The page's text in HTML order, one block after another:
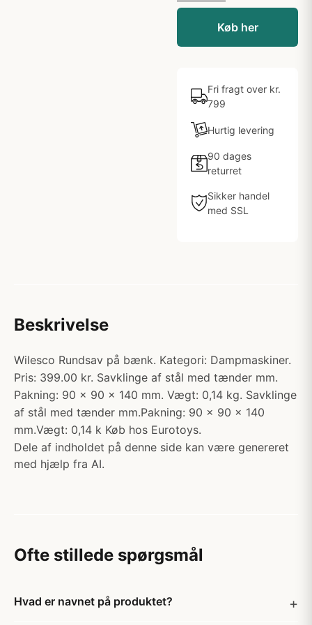
Køb her
Fri fragt over kr.
799
Hurtig levering
90 dages
returret
Sikker handel
med SSL
Beskrivelse
Wilesco Rundsav på bænk. Kategori: Dampmaskiner.
Pris: 399.00 kr. Savklinge af stål med tænder mm.
Pakning: 90 x 90 x 140 mm. Vægt: 0,14 kg. Savklinge
af stål med tænder mm.Pakning: 90 x 90 x 140
mm.Vægt: 0,14 k Køb hos Eurotoys.
Dele af indholdet på denne side kan være genereret
med hjælp fra AI.
Ofte stillede spørgsmål
Hvad er navnet på produktet?